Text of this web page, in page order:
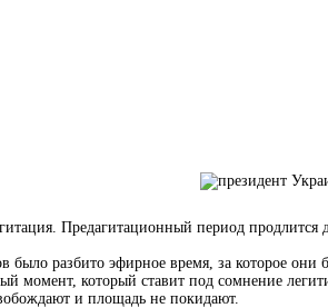
Предагитационный период продлится
было разбито эфирное время, за которое
момент, который ставит под сомнение
и площадь не покидают.